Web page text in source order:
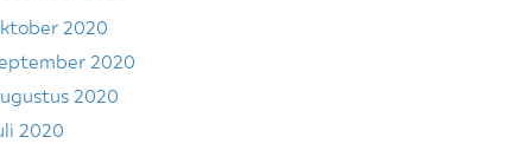
2020
2020
2020
2020